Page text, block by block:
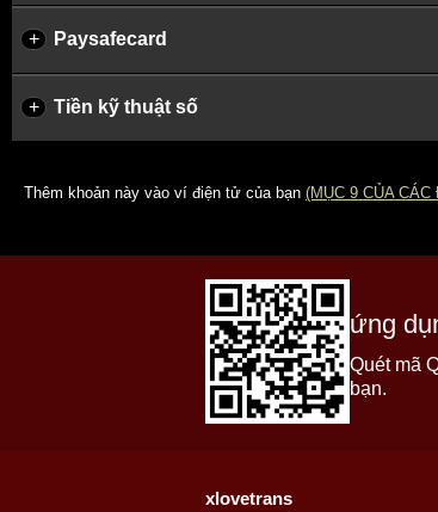
+ Paysafecard
+ Tiền kỹ thuật số
Thêm khoản này vào ví điện tử của bạn (MỤC 9 CỦA
ứng
Quét mã
bạn.
xlovetrans